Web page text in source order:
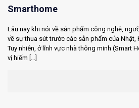
Smarthome
Lâu nay khi nói về sản phẩm công nghệ,
về sự thua sút trước các sản phẩm của Nhật,
Tuy nhiên, ở lĩnh vực nhà thông minh (Smart
vị hiếm […]